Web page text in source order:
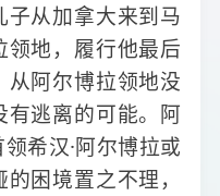
子从加拿大来到马
领地，履行他最后
从阿尔博拉领地没
有逃离的可能。阿
希汉·阿尔博拉或
困境置之不理，